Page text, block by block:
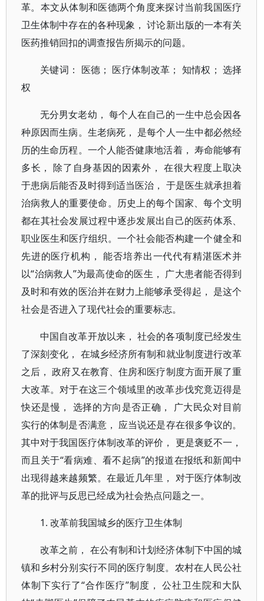
革。本文从体制和医德两个角度来探讨当前我国医疗
卫生体制中存在的各种现象， 讨论新出版的一本有关
医药推销回扣的调查报告所揭示的问题。
关键词： 医德； 医疗体制改革； 知情权； 选择
权
无分男女老幼， 每个人在自己的一生中总会因各
种原因而生病。生老病死， 是每个人一生中都必然经
历的生命历程。一个人能否健康地活着， 寿命能够有
多长， 除了自身基因的因素外， 在很大程度上取决
于患病后能否及时得到适当医治， 于是医生就承担着
治病救人的重要使命。历史上的每个国家、每个文明
都在其社会发展过程中逐步发展出自己的医药体系、
职业医生和医疗组织。一个社会能否构建一个健全和
先进的医疗机构， 能否培养出一代代有精湛医术并
以“治病救人”为最高使命的医生， 广大患者能否得到
及时和有效的医治并在财力上能够承受得起， 是这个
社会是否进入了现代社会的重要标志。
中国自改革开放以来， 社会的各项制度已经发生
了深刻变化， 在城乡经济所有制和就业制度进行改革
之后， 政府又在教育、住房和医疗制度方面开展了重
大改革。对于在这三个领域里的改革步伐究竟迈得是
快还是慢， 选择的方向是否正确， 广大民众对目前
实行的体制是否满意， 应当说还是存在很多争议的。
其中对于我国医疗体制改革的评价， 更是褒贬不一，
而且关于“看病难、看不起病”的报道在报纸和新闻中
出现得越来越频繁。在最近几年里， 对于医疗体制改
革的批评与反思已经成为社会热点问题之一。
1. 改革前我国城乡的医疗卫生体制
改革之前， 在公有制和计划经济体制下中国的城
镇和乡村分别实行不同的医疗制度。农村在人民公社
体制下实行了“合作医疗”制度， 公社卫生院和大队